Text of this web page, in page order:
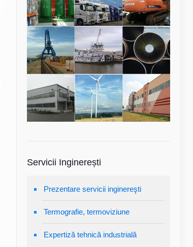
Servicii Inginerești
Prezentare servicii inginereşti
Termografie, termoviziune
Expertiză tehnică industrială